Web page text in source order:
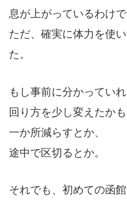
息が上がっているわけで
ただ、確実に体力を使
た。
もし事前に分かっていれ
回り方を少し変えたかも
一か所減らすとか、
途中で区切るとか。
それでも、初めての函館